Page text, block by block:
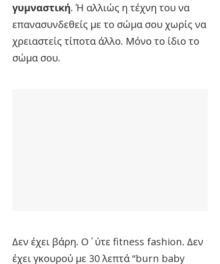
γυμναστική. Ή αλλιώς η τέχνη του να
επανασυνδεθείς με το σώμα σου χωρίς να
χρειαστείς τίποτα άλλο. Μόνο το ίδιο το
σώμα σου.
Δεν έχει βάρη. Ο΄ύτε fitness fashion. Δεν
έχει γκουρού με 30 λεπτά “burn baby